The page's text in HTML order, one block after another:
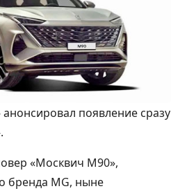
появление сразу
«Москвич М90»,
бренда MG, ныне